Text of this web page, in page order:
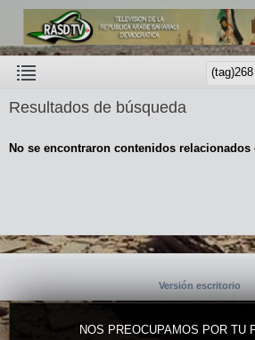
NOS PREOCUPAMOS POR TU
Resultados de búsqueda
No se encontraron contenidos relacionados
Versión escritorio